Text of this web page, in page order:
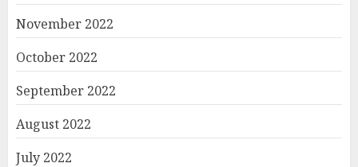
November 2022
October 2022
September 2022
August 2022
July 2022